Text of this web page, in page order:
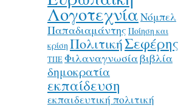
ΛογοτεχνίαΝόμπελ
Παπαδιαμάντης Ποίηση και
κρίση ΠολιτικήΣεφέρης
ΤΠΕΦιλαναγνωσίαβιβλία
δημοκρατία
εκπαίδευση
εκπαιδευτική πολιτική